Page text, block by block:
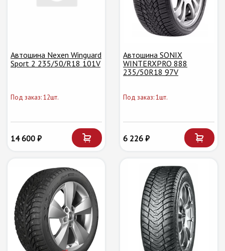
Автошина Nexen Winguard
Sport 2 235/50/R18 101V
Под заказ: 12шт.
14 600 ₽
Автошина SONIX
WINTERXPRO 888
235/50R18 97V
Под заказ: 1шт.
6 226 ₽